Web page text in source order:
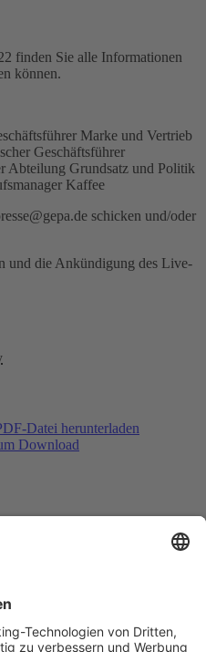
finden Sie alle Informationen
können.
Marke und Vertrieb
Geschäftsführer
Abteilung Grundsatz und Politik
Kaffee
schicken und/oder
und die Ankündigung des Live-
Datei herunterladen
Download